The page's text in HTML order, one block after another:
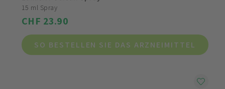
15 ml Spray
CHF 23.90
SO BESTELLEN SIE DAS ARZNEIMITTEL